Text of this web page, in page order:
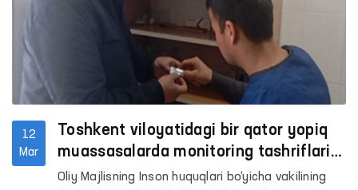
12
Mar
Toshkent viloyatidagi bir qator yopiq
muassasalarda monitoring tashriflari
o‘tkazildi
Oliy Majlisning Inson huquqlari bo‘yicha vakilining